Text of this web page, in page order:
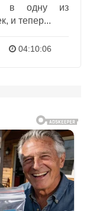
в одну из
и тепер...
04:10:06